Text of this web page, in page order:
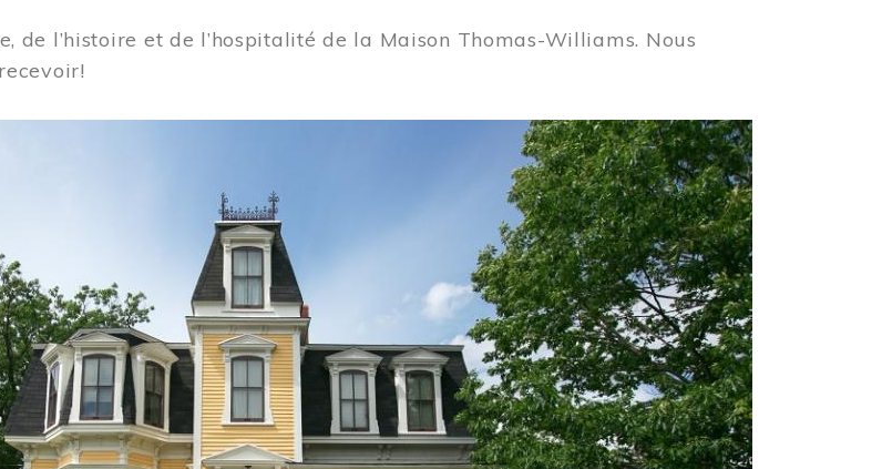
de l’histoire et de l’hospitalité de la Maison Thomas-Williams. Nous